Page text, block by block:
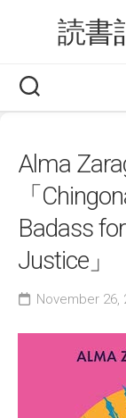
読書
Alma
「
Badass
Justice」
November 26,